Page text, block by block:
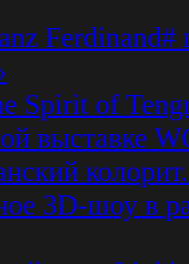
Ferdinand#
Spirit of
выставке
3D-шоу в